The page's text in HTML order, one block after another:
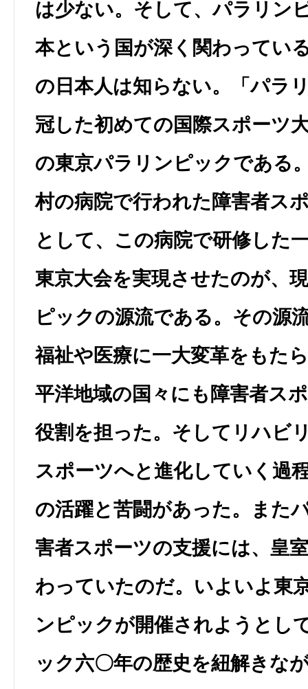
は少ない。そして、パラリン
本という国が深く関わってい
の日本人は知らない。「パラ
冠した初めての国際スポーツ
の東京パラリンピックである
村の病院で行われた障害者ス
として、この病院で研修した
東京大会を実現させたのが、
ピックの源流である。その源
福祉や医療に一大変革をもた
平洋地域の国々にも障害者ス
役割を担った。そしてリハビ
スポーツへと進化していく過
の活躍と苦闘があった。また
害者スポーツの支援には、皇
わっていたのだ。いよいよ東
ンピックが開催されようとし
ック六〇年の歴史を紐解きな